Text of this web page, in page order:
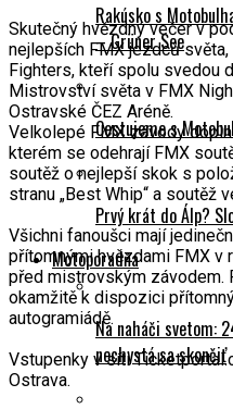
Rakúsko s
– Grüner See
Cestujeme s
Prvý krát do Álp?
Motoporadňa
Na naháči svetom:
nechystá sa skončiť
Skutečný hvězdný večer v
nejlepších FMX jezdců
Fighters, kteří spolu svedou
Mistrovství světa v FMX
Ostravské ČEZ Aréně.
Velkolepé FMX závody
kterém se odehrají FMX
soutěž o nejlepší skok s
stranu „Best Whip“ a soutěž
Všichni fanoušci mají
přítomnými hvězdami FMX v
před mistrovským závodem.
okamžitě k dispozici
autogramiádě.
Vstupenky v síti
Ostrava.